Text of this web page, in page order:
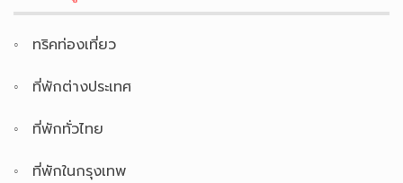
ทริคท่องเที่ยว
ที่พักต่างประเทศ
ที่พักทั่วไทย
ที่พักในกรุงเทพ